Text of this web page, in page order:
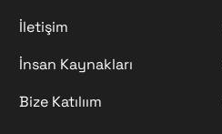
İletişim
İnsan Kaynakları
Bize Katılıım